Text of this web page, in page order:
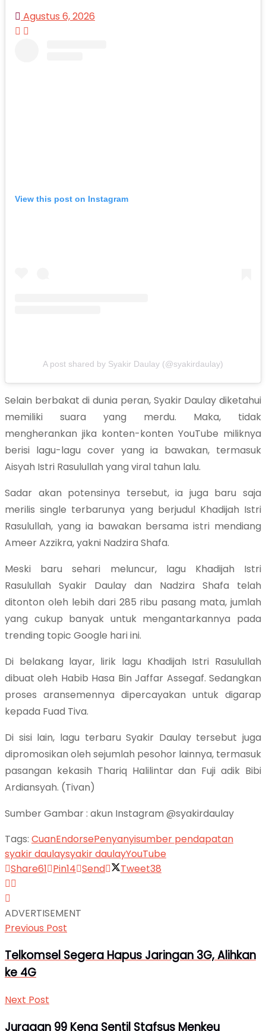
Agustus 6, 2026
View this post on Instagram
A post shared by Syakir Daulay (@syakirdaulay)
Selain berbakat di dunia peran, Syakir Daulay diketahui
memiliki suara yang merdu. Maka, tidak
mengherankan jika konten-konten YouTube miliknya
berisi lagu-lagu cover yang ia bawakan, termasuk
Aisyah Istri Rasulullah yang viral tahun lalu.
Sadar akan potensinya tersebut, ia juga baru saja
merilis single terbarunya yang berjudul Khadijah Istri
Rasulullah, yang ia bawakan bersama istri mendiang
Ameer Azzikra, yakni Nadzira Shafa.
Meski baru sehari meluncur, lagu Khadijah Istri
Rasulullah Syakir Daulay dan Nadzira Shafa telah
ditonton oleh lebih dari 285 ribu pasang mata, jumlah
yang cukup banyak untuk mengantarkannya pada
trending topic Google hari ini.
Di belakang layar, lirik lagu Khadijah Istri Rasulullah
dibuat oleh Habib Hasa Bin Jaffar Assegaf. Sedangkan
proses aransemennya dipercayakan untuk digarap
kepada Fuad Tiva.
Di sisi lain, lagu terbaru Syakir Daulay tersebut juga
dipromosikan oleh sejumlah pesohor lainnya, termasuk
pasangan kekasih Thariq Halilintar dan Fuji adik Bibi
Ardiansyah. (Tivan)
Sumber Gambar : akun Instagram @syakirdaulay
Tags: CuanEndorsePenyanyisumber pendapatan
syakir daulaysyakir daulayYouTube
Share61 Pin14 Send Tweet38
ADVERTISEMENT
Previous Post
Telkomsel Segera Hapus Jaringan 3G, Alihkan
ke 4G
Next Post
Juragan 99 Kena Sentil Stafsus Menkeu